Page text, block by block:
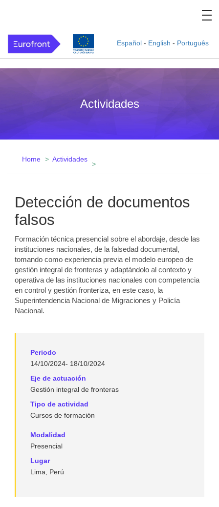
Español - English - Português
Actividades
Home Actividades
Detección de documentos
falsos
Formación técnica presencial sobre el abordaje, desde las
instituciones nacionales, de la falsedad documental,
tomando como experiencia previa el modelo europeo de
gestión integral de fronteras y adaptándolo al contexto y
operativa de las instituciones nacionales con competencia
en control y gestión fronteriza, en este caso, la
Superintendencia Nacional de Migraciones y Policía
Nacional.
Periodo
14/10/2024- 18/10/2024
Eje de actuación
Gestión integral de fronteras
Tipo de actividad
Cursos de formación
Modalidad
Presencial
Lugar
Lima, Perú